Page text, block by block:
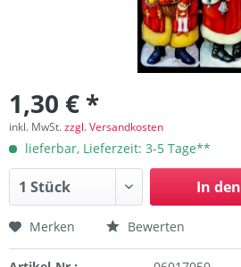
1,30 € *
inkl. MwSt.zzgl. Versandkosten
lieferbar, Lieferzeit: 3-5 Tage**
In den
Merken Bewerten